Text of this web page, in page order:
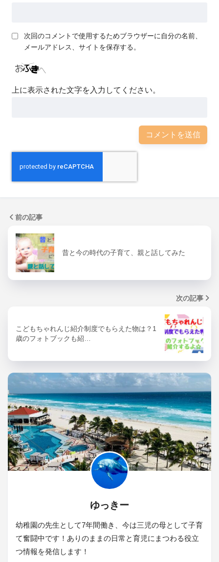
次回のコメントで使用するためブラウザーに自分の名前、
メールアドレス、サイトを保存する。
上に表示された文字を入力してください。
前の記事
昔と今の時代の子育て、親と話してみた
次の記事
こどもちゃれんじ紹介制度でもらえた物は？1
歳のフォトブックも紹…
ゆっきー
幼稚園の先生として7年間働き、今は三児の母として子育
て奮闘中です！ありのままの日常と育児にまつわる役立
つ情報を発信します！